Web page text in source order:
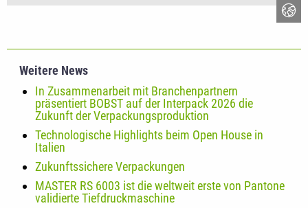
Weitere News
In Zusammenarbeit mit Branchenpartnern
präsentiert BOBST auf der Interpack 2026 die
Zukunft der Verpackungsproduktion
Technologische Highlights beim Open House in
Italien
Zukunftssichere Verpackungen
MASTER RS 6003 ist die weltweit erste von Pantone
validierte Tiefdruckmaschine